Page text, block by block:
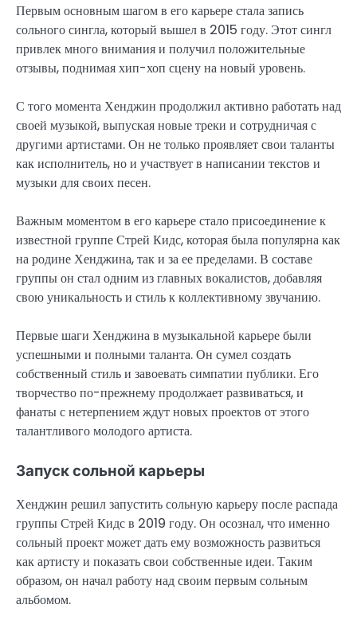
Первым основным шагом в его карьере стала запись
сольного сингла, который вышел в 2015 году. Этот сингл
привлек много внимания и получил положительные
отзывы, поднимая хип-хоп сцену на новый уровень.
С того момента Хенджин продолжил активно работать над
своей музыкой, выпуская новые треки и сотрудничая с
другими артистами. Он не только проявляет свои таланты
как исполнитель, но и участвует в написании текстов и
музыки для своих песен.
Важным моментом в его карьере стало присоединение к
известной группе Стрей Кидс, которая была популярна как
на родине Хенджина, так и за ее пределами. В составе
группы он стал одним из главных вокалистов, добавляя
свою уникальность и стиль к коллективному звучанию.
Первые шаги Хенджина в музыкальной карьере были
успешными и полными таланта. Он сумел создать
собственный стиль и завоевать симпатии публики. Его
творчество по-прежнему продолжает развиваться, и
фанаты с нетерпением ждут новых проектов от этого
талантливого молодого артиста.
Запуск сольной карьеры
Хенджин решил запустить сольную карьеру после распада
группы Стрей Кидс в 2019 году. Он осознал, что именно
сольный проект может дать ему возможность развиться
как артисту и показать свои собственные идеи. Таким
образом, он начал работу над своим первым сольным
альбомом.